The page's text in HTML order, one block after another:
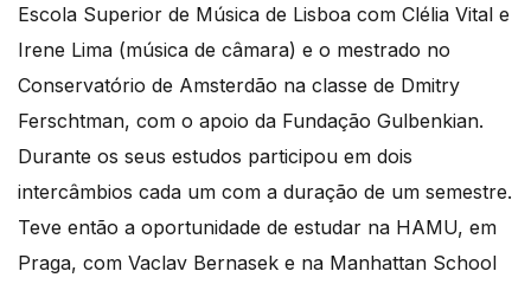
Escola Superior de Música de Lisboa com Clélia Vital e
Irene Lima (música de câmara) e o mestrado no
Conservatório de Amsterdão na classe de Dmitry
Ferschtman, com o apoio da Fundação Gulbenkian.
Durante os seus estudos participou em dois
intercâmbios cada um com a duração de um semestre.
Teve então a oportunidade de estudar na HAMU, em
Praga, com Vaclav Bernasek e na Manhattan School